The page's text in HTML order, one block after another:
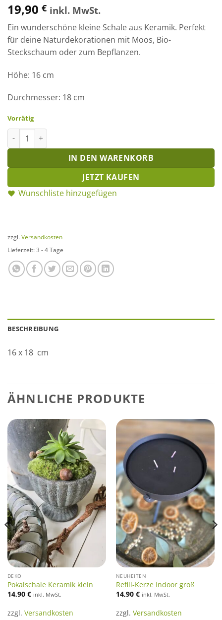
19,90 € inkl. MwSt.
Ein wunderschöne kleine Schale aus Keramik. Perfekt
für deine Naturdekorationen mit Moos, Bio-
Steckschaum oder zum Bepflanzen.
Höhe: 16 cm
Durchmesser: 18 cm
Vorrätig
Pokalschale Keramik groß Menge
IN DEN WARENKORB
JETZT KAUFEN
Wunschliste hinzugefügen
zzgl. Versandkosten
Lieferzeit: 3 - 4 Tage
BESCHREIBUNG
16 x 18 cm
ÄHNLICHE PRODUKTE
DEKO
Pokalschale Keramik klein
14,90 € inkl. MwSt.
zzgl. Versandkosten
NEUHEITEN
Refill-Kerze Indoor groß
14,90 € inkl. MwSt.
zzgl. Versandkosten